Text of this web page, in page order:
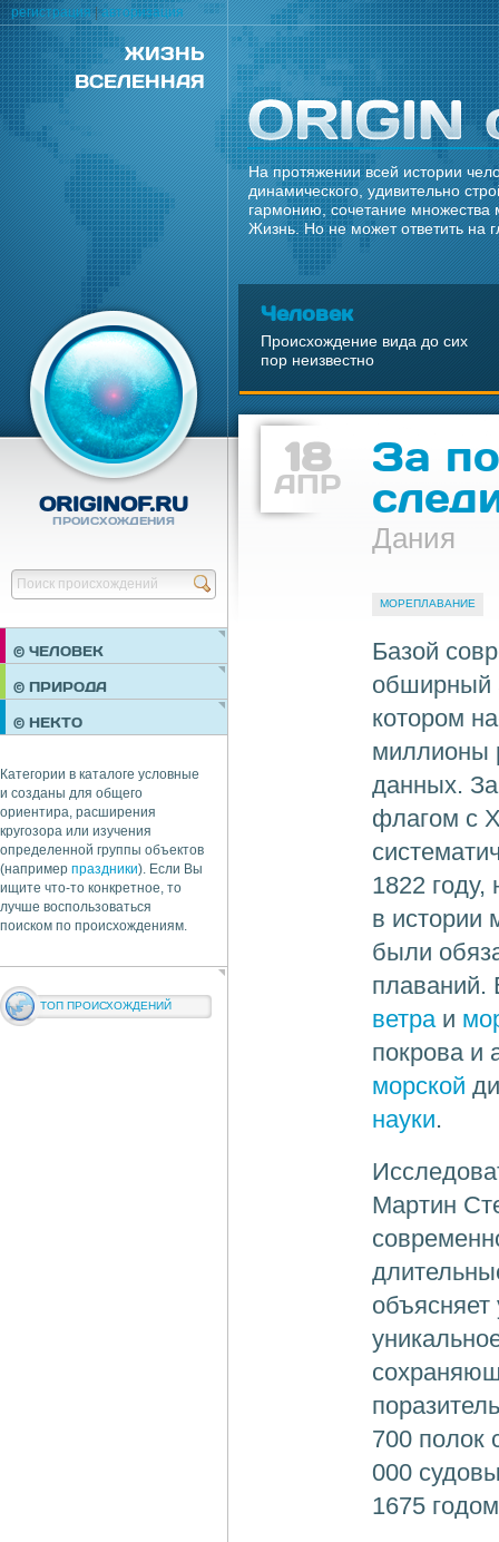
ЖИЗНЬ
ВСЕЛЕННАЯ
На протяжении всей истории
динамического, удивительно
гармонию, сочетание множества
Жизнь. Но не может ответить на
Человек
Происхождение вида до сих
пор неизвестно
ORIGINOF.RU
ПРОИСХОЖДЕНИЯ
© ЧЕЛОВЕК
ПРАЗДНИКИ
ОБЩЕСТВО
© ПРИРОДА
© НЕКТО
Категории в каталоге условные
и созданы для общего
ориентира, расширения
кругозора или изучения
определенной группы объектов
(например праздники). Если Вы
ищите что-то конкретное, то
лучше воспользоваться
поиском по происхождениям.
ТОП ПРОИСХОЖДЕНИЙ
18
АПР
За
Дания
МОРЕПЛАВАНИЕ
Базой
обширный
котором
миллионы
данных.
флагом с
1822
в истории
были
плаваний.
ветра и
покрова и
морской
науки.
Мартин
700 полок
000
1675
регистрация|авторизация